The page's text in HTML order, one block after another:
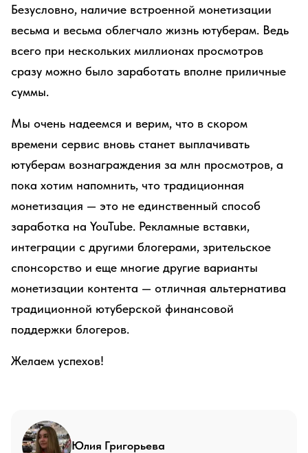
Безусловно, наличие встроенной монетизации
весьма и весьма облегчало жизнь ютуберам. Ведь
всего при нескольких миллионах просмотров
сразу можно было заработать вполне приличные
суммы.
Мы очень надеемся и верим, что в скором
времени сервис вновь станет выплачивать
ютуберам вознаграждения за млн просмотров, а
пока хотим напомнить, что традиционная
монетизация — это не единственный способ
заработка на YouTube. Рекламные вставки,
интеграции с другими блогерами, зрительское
спонсорство и еще многие другие варианты
монетизации контента — отличная альтернатива
традиционной ютуберской финансовой
поддержки блогеров.
Желаем успехов!
Юлия Григорьева